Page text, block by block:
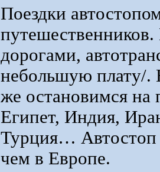
Поездки
дорогами,
небольшую плату/.
же остановимся на
Египет, Индия,
Турция… Автостоп
чем в Европе.